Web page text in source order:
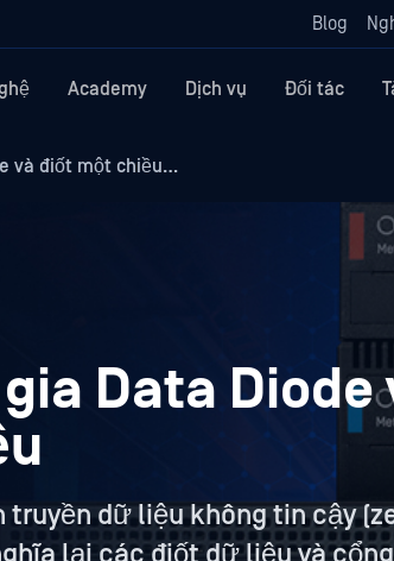
Blog
Academy Dịch vụ Đối tác
và điốt một chiều…
Data Diode
dữ liệu không tin cậy
lại các điốt dữ liệu và